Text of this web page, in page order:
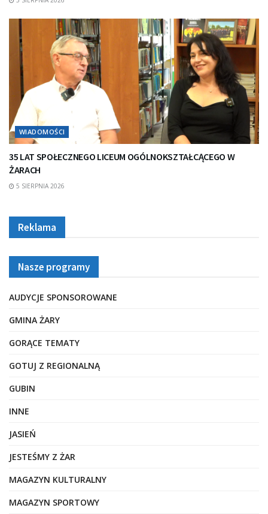
WIADOMOŚCI
35 LAT SPOŁECZNEGO LICEUM OGÓLNOKSZTAŁCĄCEGO W
ŻARACH
5 SIERPNIA 2026
Reklama
Nasze programy
AUDYCJE SPONSOROWANE
GMINA ŻARY
GORĄCE TEMATY
GOTUJ Z REGIONALNĄ
GUBIN
INNE
JASIEŃ
JESTEŚMY Z ŻAR
MAGAZYN KULTURALNY
MAGAZYN SPORTOWY